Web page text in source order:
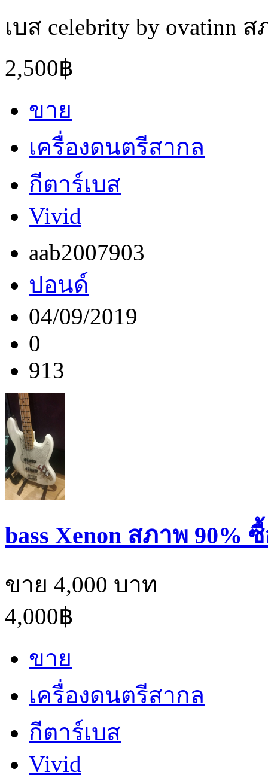
เบส celebrity by ovatinn
2,500฿
ขาย
เครื่องดนตรีสากล
กีตาร์เบส
Vivid
aab2007903
ปอนด์
04/09/2019
0
913
bass Xenon สภาพ 90%
ขาย 4,000 บาท
4,000฿
ขาย
เครื่องดนตรีสากล
กีตาร์เบส
Vivid